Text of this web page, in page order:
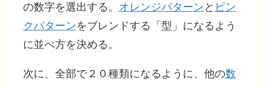
の数字を選出する。 オレンジパターン と ピン
クパターンをブレンドする「型」になるよう
に並べ方を決める。
次に、全部で２０種類になるように、他の数